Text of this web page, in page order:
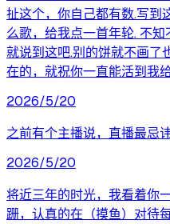
扯这个，你自己都有数.写到
么歌，给我点一首年轮. 不知
就说到这吧.别的饼就不画了
在的，就祝你一直能活到我
2026/5/20
之前有个主播说，直播最忌
2026/5/20
将近三年的时光，我看着你
跚，认真的在（摸鱼）对待